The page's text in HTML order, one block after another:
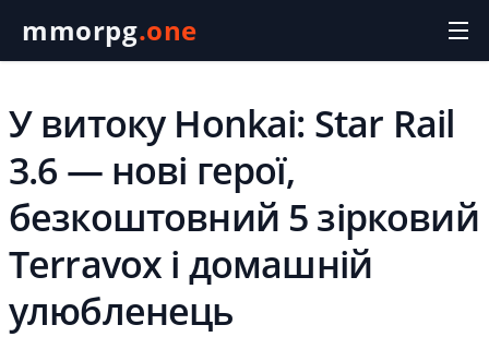
mmorpg.one
У витоку Honkai: Star Rail
3.6 — нові герої,
безкоштовний 5 зірковий
Terravox і домашній
улюбленець